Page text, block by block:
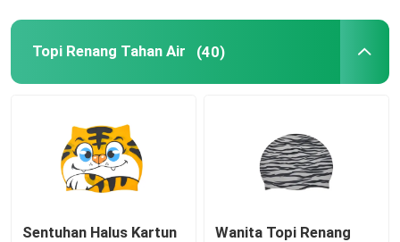
Topi Renang Tahan Air (40)
Sentuhan Halus Kartun
Wanita Topi Renang